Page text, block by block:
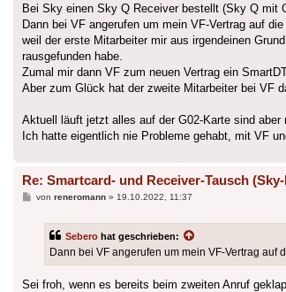
Bei Sky einen Sky Q Receiver bestellt (Sky Q mit
Dann bei VF angerufen um mein VF-Vertrag auf
weil der erste Mitarbeiter mir aus irgendeinen
rausgefunden habe.
Zumal mir dann VF zum neuen Vertrag ein
Aber zum Glück hat der zweite Mitarbeiter bei VF
Aktuell läuft jetzt alles auf der G02-Karte sind aber
Ich hatte eigentlich nie Probleme gehabt, mit VF
Re: Smartcard- und Receiver-Tausch
Beitrag
von reneromann» 19.10.2022, 11:37
Sebero hat geschrieben:
Dann bei VF angerufen um mein VF-Vertrag auf
Sei froh, wenn es bereits beim zweiten Anruf